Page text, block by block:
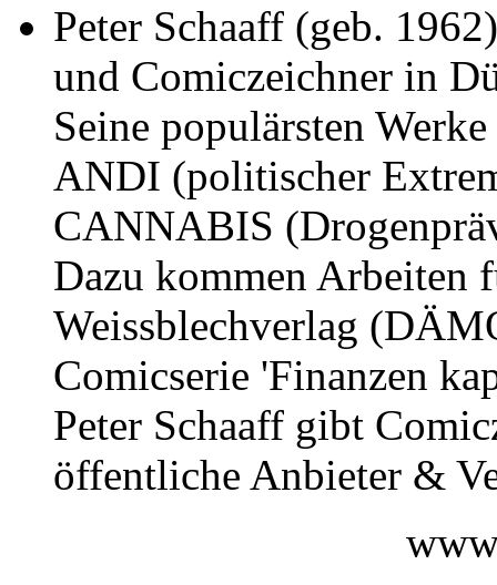
Peter Schaaff (geb.
und Comiczeichner in
Seine populärsten
ANDI (politischer
CANNABIS
Dazu kommen Arbeiten
Weissblechverlag
Comicserie 'Finanzen
Peter Schaaff gibt
öffentliche Anbieter &